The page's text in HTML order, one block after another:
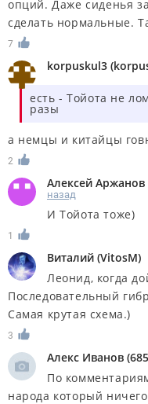
опций. Даже сиденья
сделать нормальные.
7
korpuskul3 (
есть - Тойота не
разы
а немцы и китайцы
2
Алексей Аржанов
назад
И Тойота тоже)
1
Виталий (VitosM)
Леонид, когда
Последовательный
Самая крутая схема.)
3
Алекс Иванов (
По
народа который